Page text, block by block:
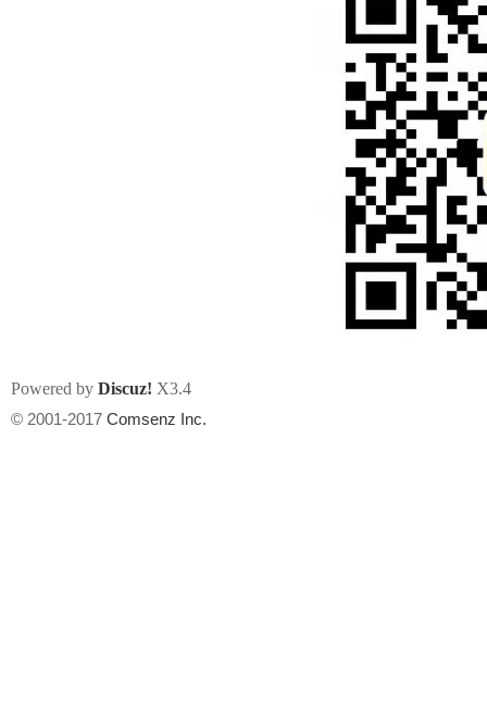
州
Powered by Discuz! X3.4
© 2001-2017 Comsenz Inc.